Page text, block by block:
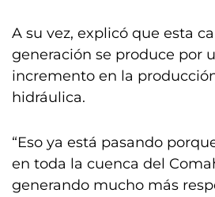
A su vez, explicó que esta
generación se produce por
incremento en la
hidráulica.
“Eso ya está pasando
en toda la cuenca del
generando mucho más